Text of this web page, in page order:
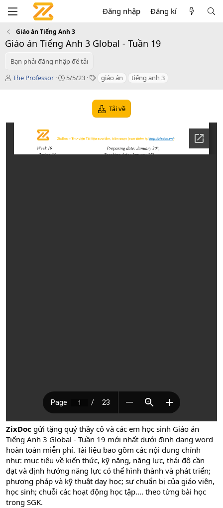
Đăng nhập Đăng kí
Giáo án Tiếng Anh 3
Giáo án Tiếng Anh 3 Global - Tuần 19
Bạn phải đăng nhập để tải
T
ả
The Professor
C
n
5/5/23
T giáo án tiếng anh 3
Tải về
ZixDoc gửi tặng quý thầy cô và các em học sinh Giáo án
Tiếng Anh 3 Global - Tuần 19 mới nhất dưới định dạng word
hoàn toàn miễn phí. Tài liệu bao gồm các nội dung chính
như: mục tiêu về kiến thức, kỹ năng, năng lực, thái độ cần
đạt và định hướng năng lực có thể hình thành và phát triển;
phương pháp và kỹ thuật dạy học; sự chuẩn bị của giáo viên,
học sinh; chuỗi các hoạt động học tập.... theo từng bài học
trong SGK.